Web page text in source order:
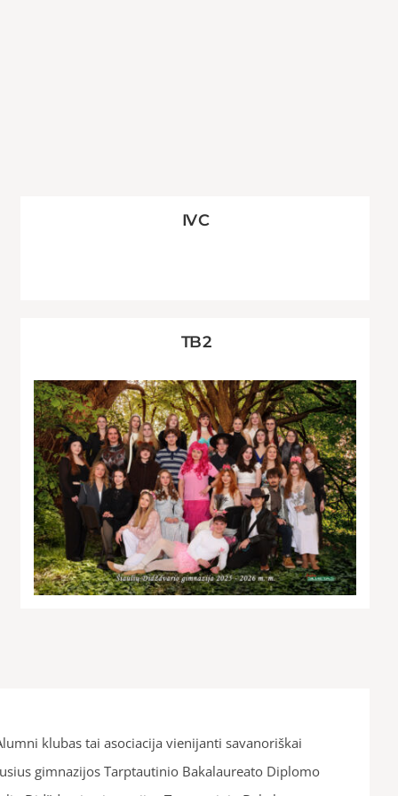
IV C
TB 2
klubas tai asociacija vienijanti savanoriškai
gimnazijos Tarptautinio Bakalaureato Diplomo